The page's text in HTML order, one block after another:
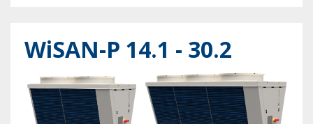
WiSAN-P 14.1 - 30.2